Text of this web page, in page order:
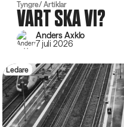
Tyngre Artiklar
VART SKA VI?
Anders Axklo
7 juli 2026
Ledare